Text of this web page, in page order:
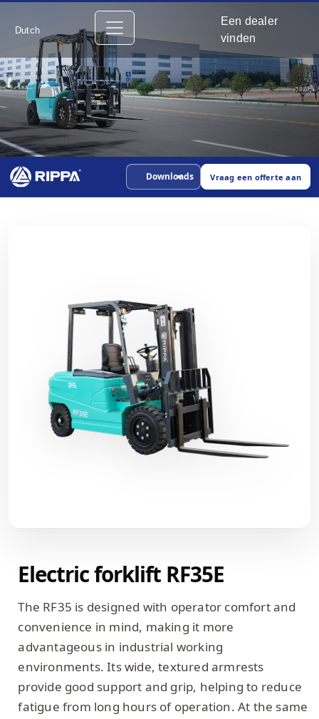
Dutch
Een dealer
vinden
Downloads Vraag een offerte aan
Electric forklift RF35E
The RF35 is designed with operator comfort and
convenience in mind, making it more
advantageous in industrial working
environments. Its wide, textured armrests
provide good support and grip, helping to reduce
fatigue from long hours of operation. At the same